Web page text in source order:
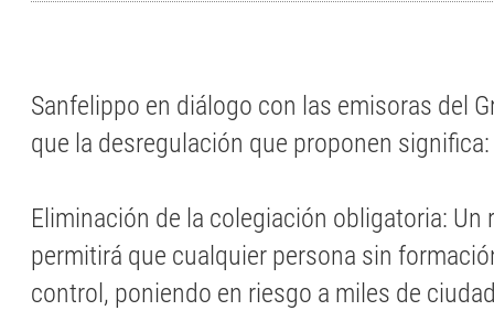
Sanfelippo en diálogo con las emisoras del
que la desregulación que proponen significa:
Eliminación de la colegiación obligatoria: Un
permitirá que cualquier persona sin
control, poniendo en riesgo a miles de